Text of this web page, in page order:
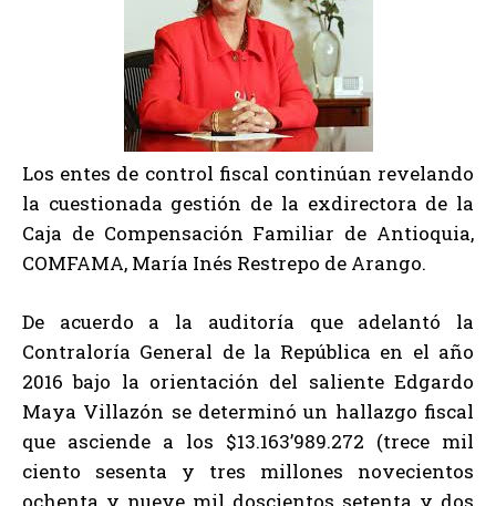
Los entes de control fiscal continúan revelando
la cuestionada gestión de la exdirectora de la
Caja de Compensación Familiar de Antioquia,
COMFAMA, María Inés Restrepo de Arango.
De acuerdo a la auditoría que adelantó la
Contraloría General de la República en el año
2016 bajo la orientación del saliente Edgardo
Maya Villazón se determinó un hallazgo fiscal
que asciende a los $13.163’989.272 (trece mil
ciento sesenta y tres millones novecientos
ochenta y nueve mil doscientos setenta y dos